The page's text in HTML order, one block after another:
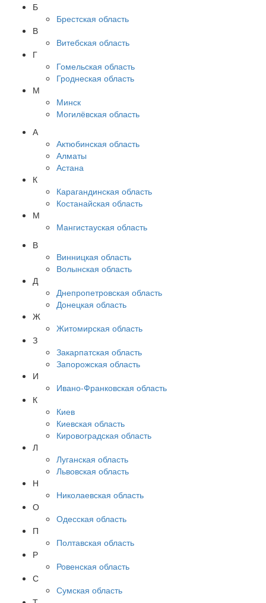
Б
Брестская область
В
Витебская область
Г
Гомельская область
Гроднеская область
М
Минск
Могилёвская область
А
Актюбинская область
Алматы
Астана
К
Карагандинская область
Костанайская область
М
Мангистауская область
В
Винницкая область
Волынская область
Д
Днепропетровская область
Донецкая область
Ж
Житомирская область
З
Закарпатская область
Запорожская область
И
Ивано-Франковская область
К
Киев
Киевская область
Кировоградская область
Л
Луганская область
Львовская область
Н
Николаевская область
О
Одесская область
П
Полтавская область
Р
Ровенская область
С
Сумская область